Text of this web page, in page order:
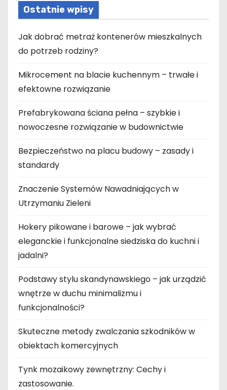
Ostatnie wpisy
Jak dobrać metraż kontenerów mieszkalnych
do potrzeb rodziny?
Mikrocement na blacie kuchennym – trwałe i
efektowne rozwiązanie
Prefabrykowana ściana pełna – szybkie i
nowoczesne rozwiązanie w budownictwie
Bezpieczeństwo na placu budowy – zasady i
standardy
Znaczenie Systemów Nawadniających w
Utrzymaniu Zieleni
Hokery pikowane i barowe – jak wybrać
eleganckie i funkcjonalne siedziska do kuchni i
jadalni?
Podstawy stylu skandynawskiego – jak urządzić
wnętrze w duchu minimalizmu i
funkcjonalności?
Skuteczne metody zwalczania szkodników w
obiektach komercyjnych
Tynk mozaikowy zewnętrzny: Cechy i
zastosowanie.